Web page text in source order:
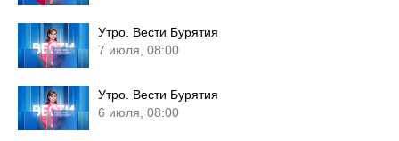
Утро. Вести Бурятия
7 июля, 08:00
Утро. Вести Бурятия
6 июля, 08:00